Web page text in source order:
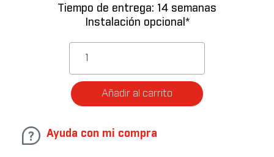
Tiempo de entrega: 14 semanas
Instalación opcional*
Añadir al carrito
Ayuda con mi compra